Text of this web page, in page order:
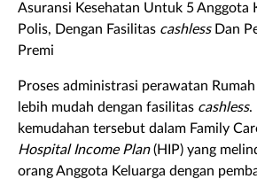
Asuransi Kesehatan Untuk 5 Anggota
Polis, Dengan Fasilitas cashlessDan
Premi
Proses administrasi perawatan
lebih mudah dengan fasilitas cashless.
kemudahan tersebut dalam Family
Hospital Income Plan(HIP) yang
orang Anggota Keluarga dengan